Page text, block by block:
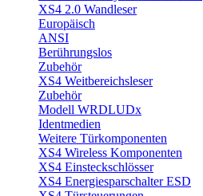
XS4 2.0 Wandleser
Europäisch
ANSI
Berührungslos
Zubehör
XS4 Weitbereichsleser
Zubehör
Modell WRDLUDx
Identmedien
Weitere Türkomponenten
XS4 Wireless Komponenten
XS4 Einsteckschlösser
XS4 Energiesparschalter ESD